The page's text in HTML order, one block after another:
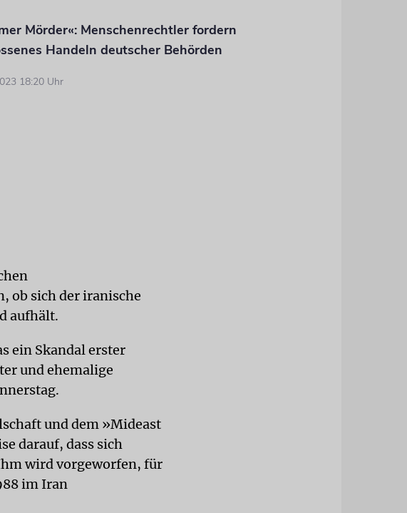
Mörder«: Menschenrechtler fordern
Handeln deutscher Behörden
18:20 Uhr
ob sich der iranische
aufhält.
ein Skandal erster
und ehemalige
und dem »Mideast
darauf, dass sich
wird vorgeworfen, für
im Iran